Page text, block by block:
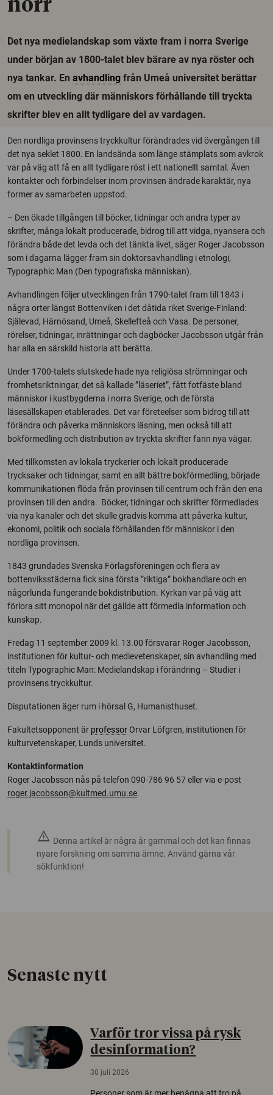
norr
Det nya medielandskap som växte fram i norra Sverige
under början av 1800-talet blev bärare av nya röster och
nya tankar. En avhandling från Umeå universitet berättar
om en utveckling där människors förhållande till tryckta
skrifter blev en allt tydligare del av vardagen.
Den nordliga provinsens tryckkultur förändrades vid övergången till
det nya seklet 1800. En landsända som länge stämplats som avkrok
var på väg att få en allt tydligare röst i ett nationellt samtal. Även
kontakter och förbindelser inom provinsen ändrade karaktär, nya
former av samarbeten uppstod.
– Den ökade tillgången till böcker, tidningar och andra typer av
skrifter, många lokalt producerade, bidrog till att vidga, nyansera och
förändra både det levda och det tänkta livet, säger Roger Jacobsson
som i dagarna lägger fram sin doktorsavhandling i etnologi,
Typographic Man (Den typografiska människan).
Avhandlingen följer utvecklingen från 1790-talet fram till 1843 i
några orter längst Bottenviken i det dåtida riket Sverige-Finland:
Själevad, Härnösand, Umeå, Skellefteå och Vasa. De personer,
rörelser, tidningar, inrättningar och dagböcker Jacobsson utgår från
har alla en särskild historia att berätta.
Under 1700-talets slutskede hade nya religiösa strömningar och
fromhetsriktningar, det så kallade ”läseriet”, fått fotfäste bland
människor i kustbygderna i norra Sverige, och de första
läsesällskapen etablerades. Det var företeelser som bidrog till att
förändra och påverka människors läsning, men också till att
bokförmedling och distribution av tryckta skrifter fann nya vägar.
Med tillkomsten av lokala tryckerier och lokalt producerade
trycksaker och tidningar, samt en allt bättre bokförmedling, började
kommunikationen flöda från provinsen till centrum och från den ena
provinsen till den andra. Böcker, tidningar och skrifter förmedlades
via nya kanaler och det skulle gradvis komma att påverka kultur,
ekonomi, politik och sociala förhållanden för människor i den
nordliga provinsen.
1843 grundades Svenska Förlagsföreningen och flera av
bottenviksstäderna fick sina första ”riktiga” bokhandlare och en
någorlunda fungerande bokdistribution. Kyrkan var på väg att
förlora sitt monopol när det gällde att förmedla information och
kunskap.
Fredag 11 september 2009 kl. 13.00 försvarar Roger Jacobsson,
institutionen för kultur- och medievetenskaper, sin avhandling med
titeln Typographic Man: Medielandskap i förändring – Studier i
provinsens tryckkultur.
Disputationen äger rum i hörsal G, Humanisthuset.
Fakultetsopponent är professor Orvar Löfgren, institutionen för
kulturvetenskaper, Lunds universitet.
Kontaktinformation
Roger Jacobsson nås på telefon 090-786 96 57 eller via e-post
roger.jacobsson@kultmed.umu.se.
warning Denna artikel är några år gammal och det kan finnas
nyare forskning om samma ämne. Använd gärna vår
sökfunktion!
Senaste nytt
Varför tror vissa på rysk
desinformation?
30 juli 2026